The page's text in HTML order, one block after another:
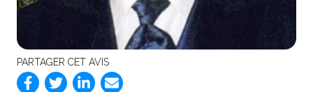
PARTAGER CET AVIS